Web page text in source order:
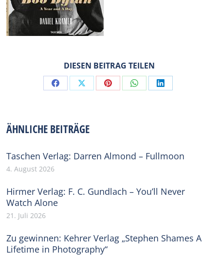
DIESEN BEITRAG TEILEN
Share Share Share Share Share
ÄHNLICHE BEITRÄGE
Taschen Verlag: Darren Almond – Fullmoon
4. August 2026
Hirmer Verlag: F. C. Gundlach – You’ll Never
Watch Alone
21. Juli 2026
Zu gewinnen: Kehrer Verlag „Stephen Shames A
Lifetime in Photography“